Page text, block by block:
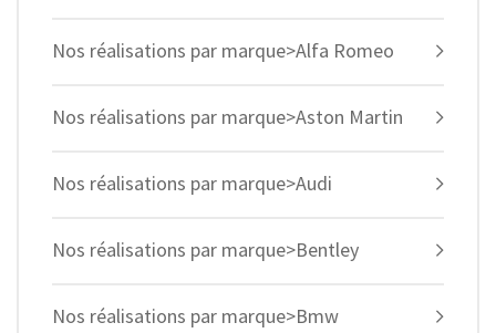
Nos réalisations par marque>Alfa Romeo
Nos réalisations par marque>Aston Martin
Nos réalisations par marque>Audi
Nos réalisations par marque>Bentley
Nos réalisations par marque>Bmw